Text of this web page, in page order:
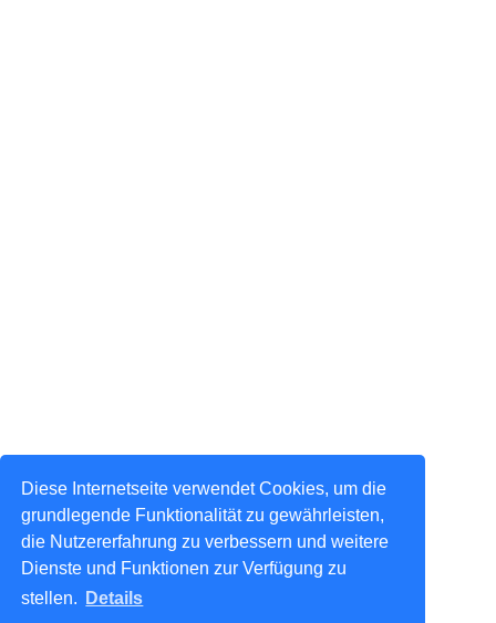
Diese Internetseite verwendet Cookies, um die
grundlegende Funktionalität zu gewährleisten,
die Nutzererfahrung zu verbessern und weitere
Dienste und Funktionen zur Verfügung zu
stellen.
Details